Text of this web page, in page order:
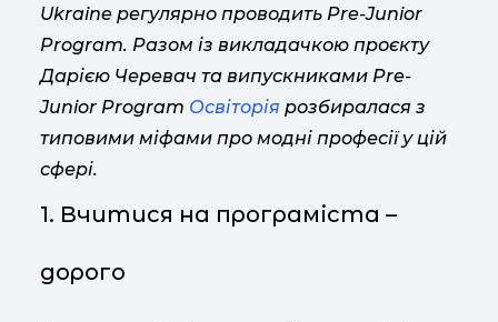
Ukraine регулярно проводить Pre-Junior
Program. Разом із викладачкою проєкту
Дарією Черевач та випускниками Pre-
Junior Program Освіторія розбиралася з
типовими міфами про модні професії у цій
сфері.
1. Вчитися на програміста –
дорого